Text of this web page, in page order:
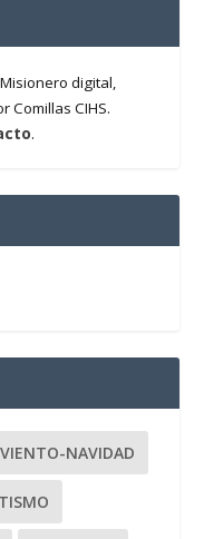
digital,
Comillas CIHS.
.
NAVIDAD